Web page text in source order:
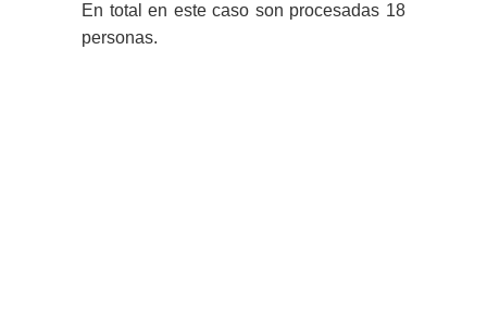
En total en este caso son procesadas 18
personas.